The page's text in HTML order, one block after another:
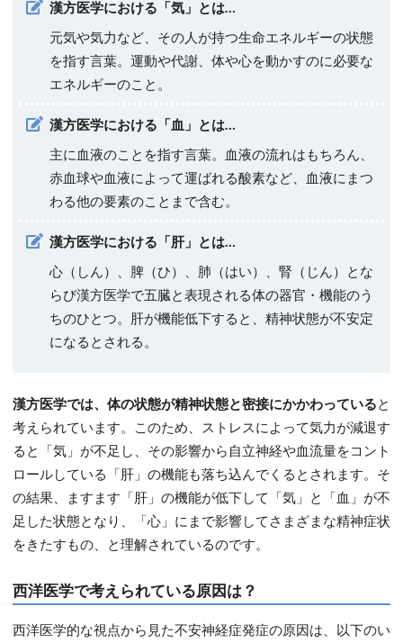
漢方医学における「気」とは…
元気や気力など、その人が持つ生命エネルギーの状態
を指す言葉。運動や代謝、体や心を動かすのに必要な
エネルギーのこと。
漢方医学における「血」とは…
主に血液のことを指す言葉。血液の流れはもちろん、
赤血球や血液によって運ばれる酸素など、血液にまつ
わる他の要素のことまで含む。
漢方医学における「肝」とは…
心（しん）、脾（ひ）、肺（はい）、腎（じん）とな
らび漢方医学で五臓と表現される体の器官・機能のう
ちのひとつ。肝が機能低下すると、精神状態が不安定
になるとされる。
漢方医学では、体の状態が精神状態と密接にかかわっていると
考えられています。このため、ストレスによって気力が減退す
ると「気」が不足し、その影響から自立神経や血流量をコント
ロールしている「肝」の機能も落ち込んでくるとされます。そ
の結果、ますます「肝」の機能が低下して「気」と「血」が不
足した状態となり、「心」にまで影響してさまざまな精神症状
をきたすもの、と理解されているのです。
西洋医学で考えられている原因は？
西洋医学的な視点から見た不安神経症発症の原因は、以下のい